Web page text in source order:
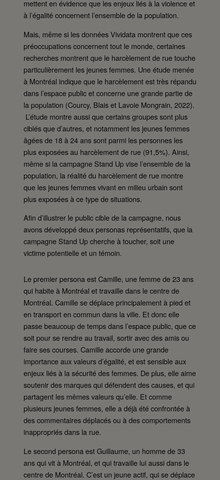
mettent en évidence que les enjeux liés à la violence et
à l’égalité concernent l’ensemble de la population.
Mais, même si les données Vividata montrent que ces
préoccupations concernent tout le monde, certaines
recherches montrent que le harcèlement de rue touche
particulièrement les jeunes femmes. Une étude menée
à Montréal indique que le harcèlement est très répandu
dans l’espace public et concerne une grande partie de
la population (Courcy, Blais et Lavoie Mongrain, 2022).
L’étude montre aussi que certains groupes sont plus
ciblés que d’autres, et notamment les jeunes femmes
âgées de 18 à 24 ans sont parmi les personnes les
plus exposées au harcèlement de rue (91,5%). Ainsi,
même si la campagne Stand Up vise l’ensemble de la
population, la réalité du harcèlement de rue montre
que les jeunes femmes vivant en milieu urbain sont
plus exposées à ce type de situations.
Afin d’illustrer le public cible de la campagne, nous
avons développé deux personas représentatifs, que la
campagne Stand Up cherche à toucher, soit une
victime potentielle et un témoin.
Le premier persona est Camille, une femme de 23 ans
qui habite à Montréal et travaille dans le centre de
Montréal. Camille se déplace principalement à pied et
en transport en commun dans la ville. Et donc elle
passe beaucoup de temps dans l’espace public, que ce
soit pour se rendre au travail, sortir avec des amis ou
faire ses courses. Camille accorde une grande
importance aux valeurs d’égalité, et est sensible aux
enjeux liés à la sécurité des femmes. De plus, elle aime
soutenir des marques qui défendent des causes, et qui
partagent les mêmes valeurs qu’elle. Et comme
plusieurs jeunes femmes, elle a déjà été confrontée à
des commentaires déplacés ou à des comportements
inappropriés dans la rue.
Le second persona est Guillaume, un homme de 33
ans qui vit à Montréal, et qui travaille lui aussi dans le
centre de Montréal. C’est un jeune actif, qui se déplace